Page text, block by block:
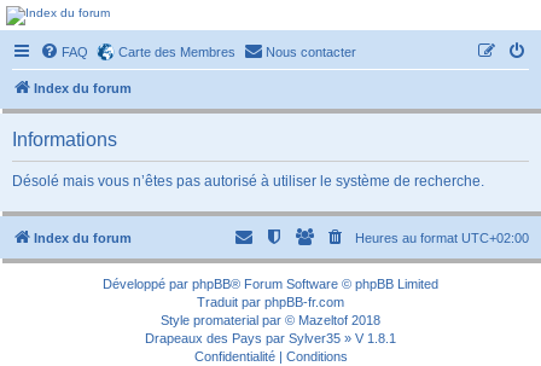
Forum-passionnement
Le forum des passionnés de trains miniature, de petites autos etc etc
FAQ Carte des Membres Nous contacter
Index du forum
Informations
Désolé mais vous n’êtes pas autorisé à utiliser le système de recherche.
Index du forum Heures au format UTC+02:00
Développé par phpBB® Forum Software © phpBB Limited
Traduit par phpBB-fr.com
Style promaterial par © Mazeltof 2018
Drapeaux des Pays par Sylver35 » V 1.8.1
Confidentialité| Conditions